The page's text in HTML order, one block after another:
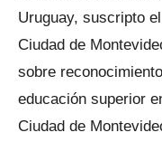
Uruguay, suscripto
Ciudad de
sobre
educación superior
Ciudad de